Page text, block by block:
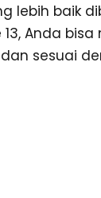
lebih baik
Anda
sesuai